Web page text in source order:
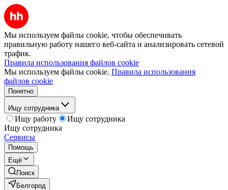
Мы используем файлы cookie, чтобы обеспечивать
правильную работу нашего веб-сайта и анализировать сетевой
трафик.
Правила использования файлов cookie
Мы используем файлы cookie. Правила использования
файлов cookie
Понятно
Ищу сотрудника
Ищу работу
Ищу сотрудника
Ищу сотрудника
Сервисы
Помощь
Ещё
Поиск
Белгород